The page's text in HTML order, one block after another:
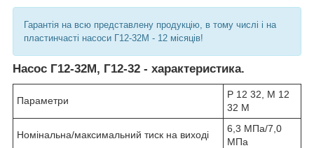
Гарантія на всю представлену продукцію, в тому числі і на
пластинчасті насоси Г12-32М - 12 місяців!
Насос Г12-32М, Г12-32 - характеристика.
Параметри
Р 12 32, М 12
32 М
Номінальна/максимальний тиск на виході
6,3 МПа/7,0
МПа